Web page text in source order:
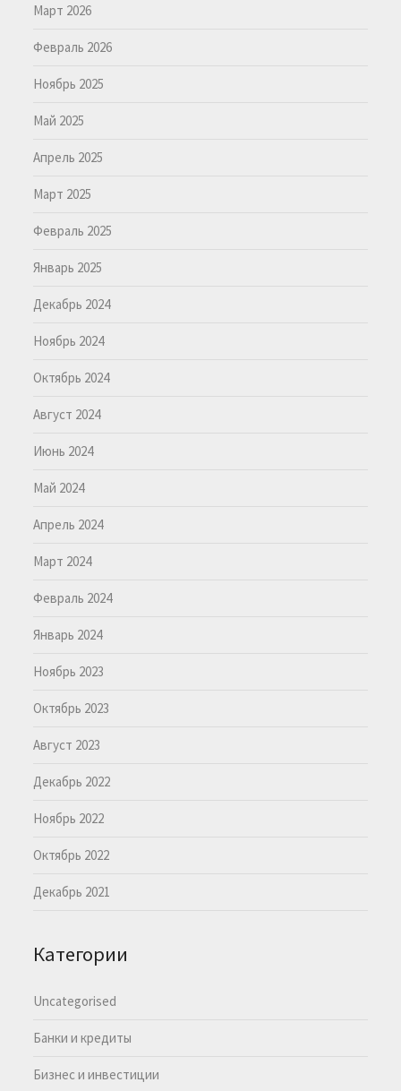
Март 2026
Февраль 2026
Ноябрь 2025
Май 2025
Апрель 2025
Март 2025
Февраль 2025
Январь 2025
Декабрь 2024
Ноябрь 2024
Октябрь 2024
Август 2024
Июнь 2024
Май 2024
Апрель 2024
Март 2024
Февраль 2024
Январь 2024
Ноябрь 2023
Октябрь 2023
Август 2023
Декабрь 2022
Ноябрь 2022
Октябрь 2022
Декабрь 2021
Категории
Uncategorised
Банки и кредиты
Бизнес и инвестиции